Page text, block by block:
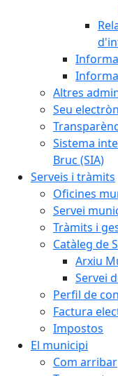
Altres
Seu
Sistema
Bruc (SIA)
Serveis i tràmits
Oficines
Servei
Tràmits i
Catàleg de
Arxiu
Servei
Perfil de
Factura
Impostos
El municipi
Com arribar